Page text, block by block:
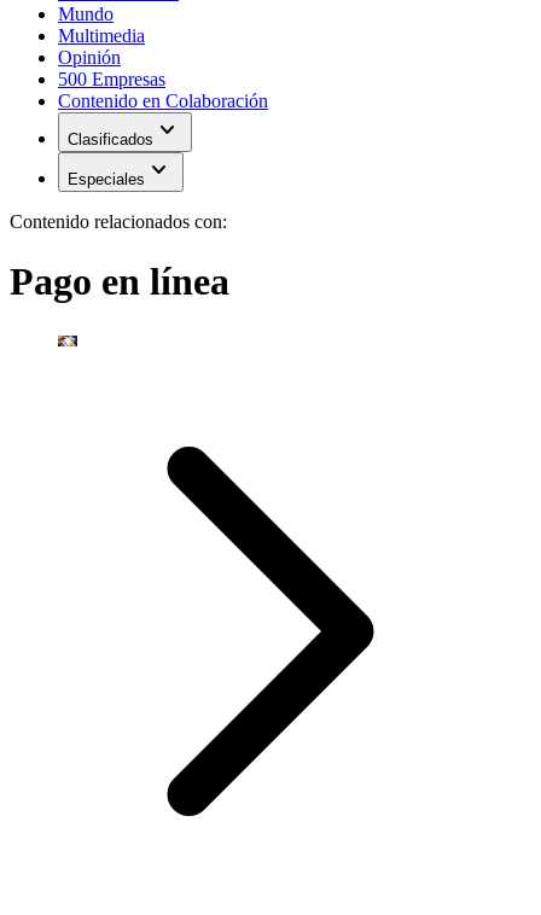
Mundo
Multimedia
Opinión
500 Empresas
Contenido en Colaboración
Clasificados expand_more
Especiales expand_more
Contenido relacionados con:
Pago en línea